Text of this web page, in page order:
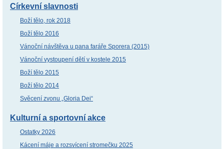
Církevní slavnosti
Boží tělo, rok 2018
Boží tělo 2016
Vánoční návštěva u pana faráře Sporera (2015)
Vánoční vystoupení dětí v kostele 2015
Boží tělo 2015
Boží tělo 2014
Svěcení zvonu „Gloria Dei“
Kulturní a sportovní akce
Ostatky 2026
Kácení máje a rozsvícení stromečku 2025